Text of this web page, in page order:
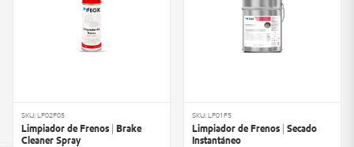
SKU: LF02F05
Limpiador de Frenos | Brake
Cleaner Spray
SKU: LF01F5
Limpiador de Frenos | Secado
Instantáneo